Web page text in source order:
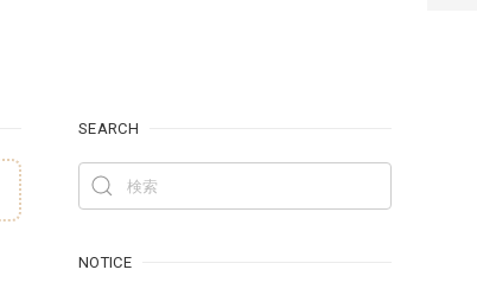
SEARCH
NOTICE